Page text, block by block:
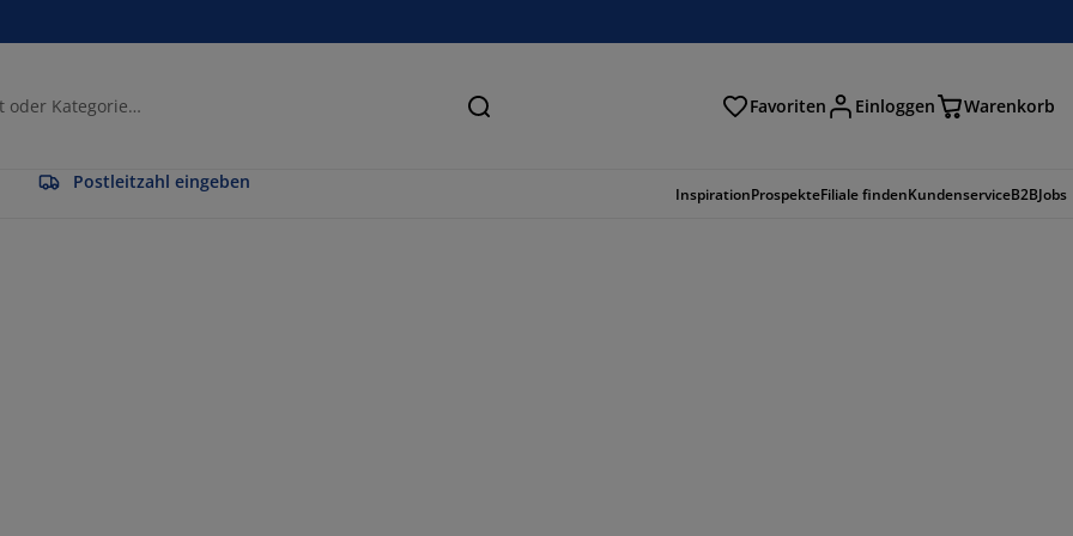
Suchen Favoriten Einloggen Warenkorb
Postleitzahl eingeben
InspirationProspekteFiliale findenKundenserviceB2BJobs